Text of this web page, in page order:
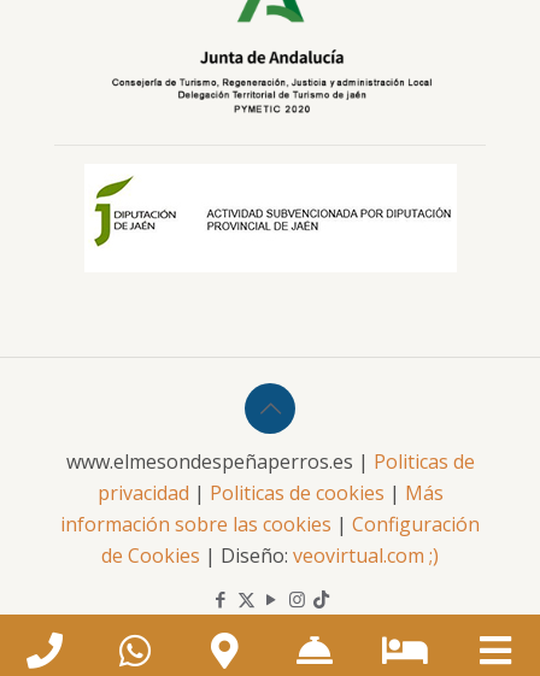
www.elmesondespeñaperros.es | Politicas de
privacidad | Politicas de cookies | Más
información sobre las cookies | Configuración
de Cookies | Diseño: veovirtual.com ;)